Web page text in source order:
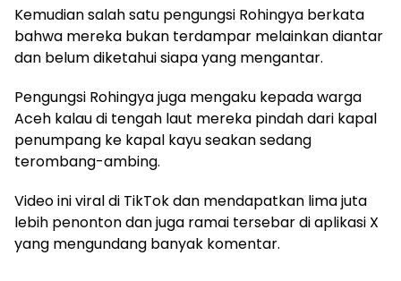
Kemudian salah satu pengungsi Rohingya berkata
bahwa mereka bukan terdampar melainkan diantar
dan belum diketahui siapa yang mengantar.
Pengungsi Rohingya juga mengaku kepada warga
Aceh kalau di tengah laut mereka pindah dari kapal
penumpang ke kapal kayu seakan sedang
terombang-ambing.
Video ini viral di TikTok dan mendapatkan lima juta
lebih penonton dan juga ramai tersebar di aplikasi X
yang mengundang banyak komentar.